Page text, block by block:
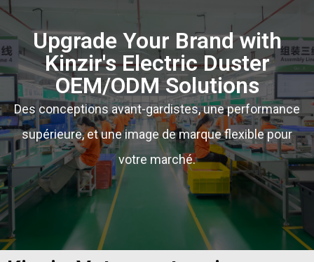
Upgrade Your Brand with
Kinzir's Electric Duster
OEM/ODM Solutions
Des conceptions avant-gardistes, une performance
supérieure, et une image de marque flexible pour
votre marché.